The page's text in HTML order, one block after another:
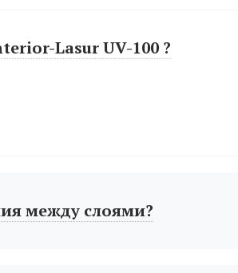
Lasur UV-100 ?
между слоями?